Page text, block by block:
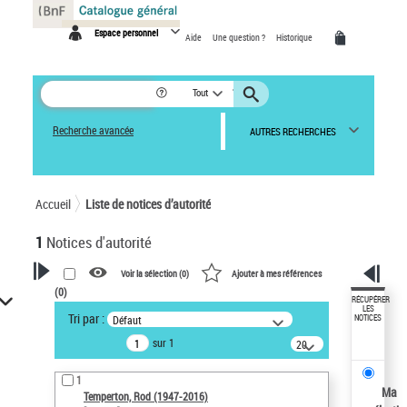
Espace personnel Aide Une question ? Historique
Tout
Recherche avancée AUTRES RECHERCHES
Accueil Liste de notices d’autorité
1 Notices d'autorité
VOTRE RECHERCHE
Recherche avancée dans les
notices d’autorité
Œuvres liées à l'auteur :
Temperton, Rod (1947-2016)
Voir la sélection (0) Ajouter à mes références
(0)
Tri par : Défaut
sur 1
20
résultats/page
1
Temperton, Rod (1947-2016)
RÉCUPÉRER
LES
NOTICES
Ma
Panneau de gestion des cookies